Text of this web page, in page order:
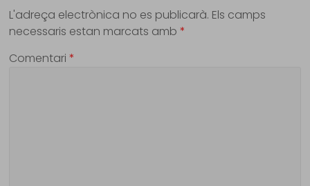
L'adreça electrònica no es publicarà. Els camps
necessaris estan marcats amb*
Comentari*